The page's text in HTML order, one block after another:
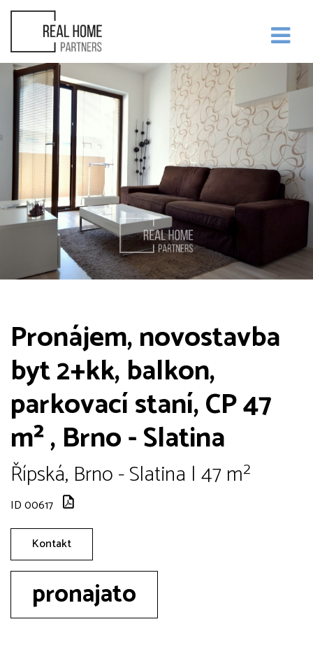
Pronájem, novostavba
byt 2+kk, balkon,
parkovací staní, CP 47
m² , Brno - Slatina
Řípská, Brno - Slatina | 47 m²
ID 00617
Kontakt
pronajato